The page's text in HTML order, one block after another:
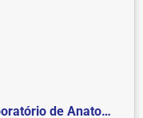
Edital 008/25 – Monitoria Laboratório de Anatomia Humana